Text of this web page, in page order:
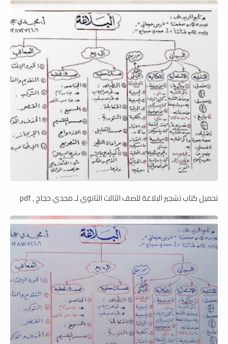
تحميل كتاب تشجير البلاغة للصف الثالث الثانوي لـ مجدي حجاج , pdf